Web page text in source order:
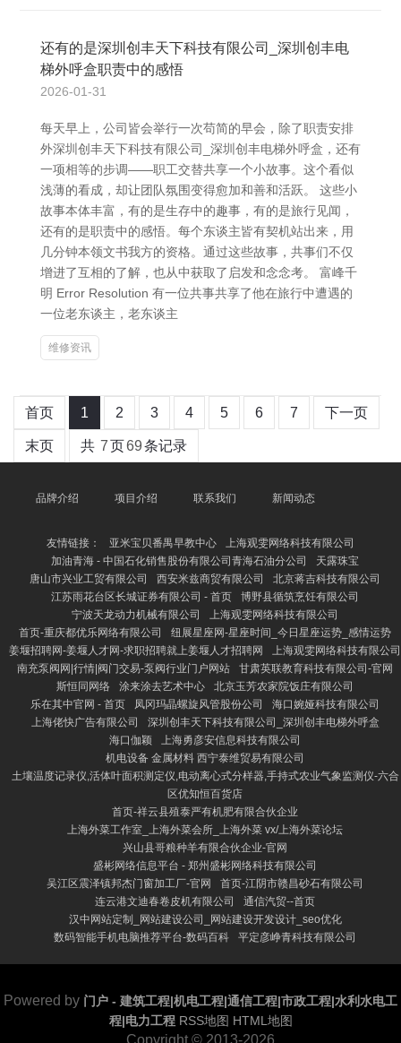
还有的是深圳创丰天下科技有限公司_深圳创丰电
梯外呼盒职责中的感悟
2026-01-31
每天早上，公司皆会举行一次苟简的早会，除了职责安排
外深圳创丰天下科技有限公司_深圳创丰电梯外呼盒，还有
一项相等的步调——职工交替共享一个小故事。这个看似
浅薄的看成，却让团队氛围变得愈加和善和活跃。 这些小
故事本体丰富，有的是生存中的趣事，有的是旅行见闻，
还有的是职责中的感悟。每个东谈主皆有契机站出来，用
几分钟本领文书我方的资格。通过这些故事，共事们不仅
增进了互相的了解，也从中获取了启发和念念考。 富峰千
明 Error Resolution 有一位共事共享了他在旅行中遭遇的
一位老东谈主，老东谈主
维修资讯
首页 1 2 3 4 5 6 7 下一页
末页 共 7页69条记录
品牌介绍 项目介绍 联系我们 新闻动态
友情链接： 亚米宝贝番禺早教中心
上海观雯网络科技有限公司
加油青海 - 中国石化销售股份有限公司青海石油分公司
天露珠宝
唐山市兴业工贸有限公司
西安米兹商贸有限公司
北京蒋吉科技有限公司
江苏雨花台区长城证券有限公司 - 首页
博野县循筑烹饪有限公司
宁波天龙动力机械有限公司
上海观雯网络科技有限公司
首页-重庆都优乐网络有限公司
纽展星座网-星座时间_今日星座运势_感情运势
姜堰招聘网-姜堰人才网-求职招聘就上姜堰人才招聘网
上海观雯网络科技有限公司
南充泵阀网|行情|阀门交易-泵阀行业门户网站
甘肃英联教育科技有限公司-官网
斯恒同网络
涂来涂去艺术中心
北京玉芳农家院饭庄有限公司
乐在其中官网 - 首页
凤冈玛晶螺旋风管股份公司
海口婉娅科技有限公司
上海佬快广告有限公司
深圳创丰天下科技有限公司_深圳创丰电梯外呼盒
海口伽颖
上海勇彦安信息科技有限公司
机电设备 金属材料 西宁泰维贸易有限公司
土壤温度记录仪,活体叶面积测定仪,电动离心式分样器,手持式农业气象监测仪-六合
区优知恒百货店
首页-祥云县殖泰严有机肥有限合伙企业
上海外菜工作室_上海外菜会所_上海外菜 vx/上海外菜论坛
兴山县哥粮种羊有限合伙企业-官网
盛彬网络信息平台 - 郑州盛彬网络科技有限公司
吴江区震泽镇邦杰门窗加工厂-官网
首页-江阴市赣昌砂石有限公司
连云港文迪春卷皮机有限公司
通信汽贸--首页
汉中网站定制_网站建设公司_网站建设开发设计_seo优化
数码智能手机电脑推荐平台-数码百科
平定彦峥青科技有限公司
Powered by 门户 - 建筑工程|机电工程|通信工程|市政工程|水利水电工
程|电力工程 RSS地图 HTML地图
Copyright © 2013-2026